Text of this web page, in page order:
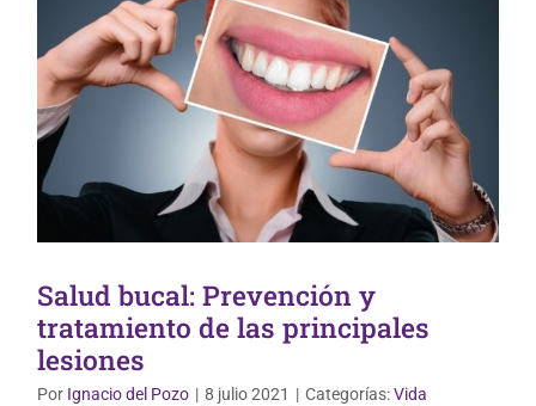
Salud bucal: Prevención y
tratamiento de las principales
lesiones
Por Ignacio del Pozo | 8 julio 2021 | Categorías:Vida